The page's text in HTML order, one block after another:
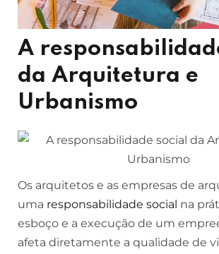
A
da Arquitetura e
Urbanismo
Os arquitetos e as empresas de
uma responsabilidade social na
esboço e a execução de um
afeta diretamente a qualidade de